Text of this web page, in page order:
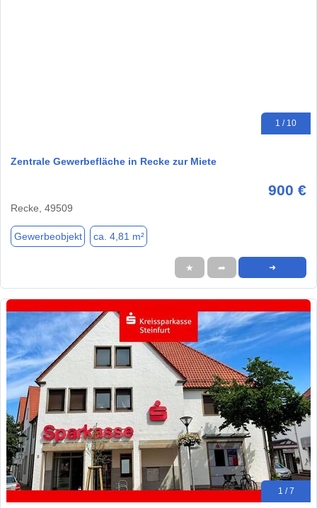
1 / 10
Zentrale Gewerbefläche in Recke zur Miete
900 €
Recke, 49509
Gewerbeobjekt ca. 4,81 m²
★ ➦ ➜
1 / 7